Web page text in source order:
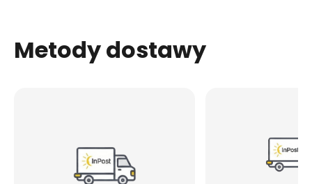
Metody dostawy